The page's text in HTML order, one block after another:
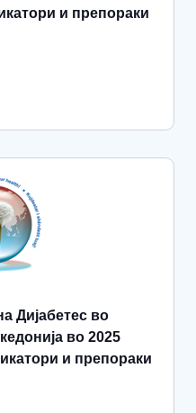
и препораки
Дијабетес во
во 2025
и препораки